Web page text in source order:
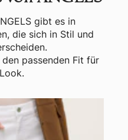
gibt es in
die sich in Stil und
passenden Fit für